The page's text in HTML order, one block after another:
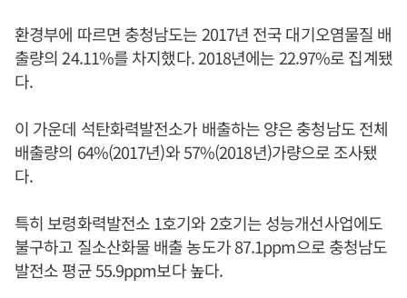
환경부에 따르면 충청남도는 2017년 전국 대기오염물질 배
출량의 24.11%를 차지했다. 2018년에는 22.97%로 집계됐
다.
이 가운데 석탄화력발전소가 배출하는 양은 충청남도 전체
배출량의 64%(2017년)와 57%(2018년)가량으로 조사됐
다.
특히 보령화력발전소 1호기와 2호기는 성능개선사업에도
불구하고 질소산화물 배출 농도가 87.1ppm으로 충청남도
발전소 평균 55.9ppm보다 높다.